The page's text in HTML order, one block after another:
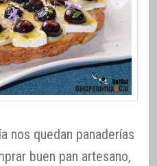
nos quedan panaderías
buen pan artesano,